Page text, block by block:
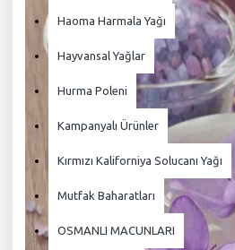
Haoma Harmala Yağı
Hayvansal Yağlar
Hurma Poleni
Kampanyalı Ürünler
Kırmızı Kaliforniya Solucanı Yağı
Mutfak Baharatları
OSMANLI MACUNLARI